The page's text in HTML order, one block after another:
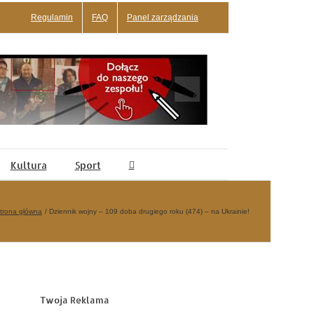
Regulamin FAQ Panel zarządzania
Kultura Sport
główna Dziennik wojny – 109 doba drugiego roku (474) – na Ukrainie!
Twoja Reklama